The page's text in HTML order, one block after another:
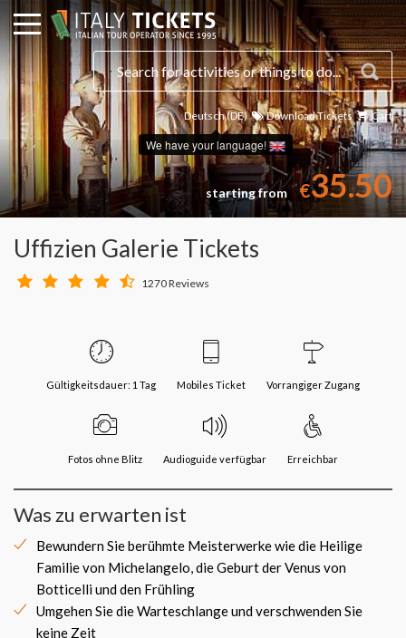
Deutsch (DE)
We have your language!
Download Tickets Cart
starting from €35.50
Uffizien Galerie Tickets
1270 Reviews
Gültigkeitsdauer: 1 Tag Mobiles Ticket Vorrangiger Zugang
Fotos ohne Blitz Audioguide verfügbar Erreichbar
Was zu erwarten ist
Bewundern Sie berühmte Meisterwerke wie die Heilige
Familie von Michelangelo, die Geburt der Venus von
Botticelli und den Frühling
Umgehen Sie die Warteschlange und verschwenden Sie
keine Zeit